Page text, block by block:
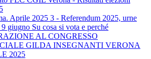
Aprile 2025 3 - Referendum 2025, urne
9 giugno Su cosa si vota e perché
AL CONGRESSO
GILDA INSEGNANTI VERONA
2025